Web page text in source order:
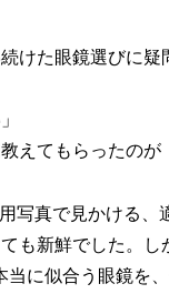
けた眼鏡選びに疑
えてもらったのが
写真で見かける
も新鮮でした。
に似合う眼鏡を